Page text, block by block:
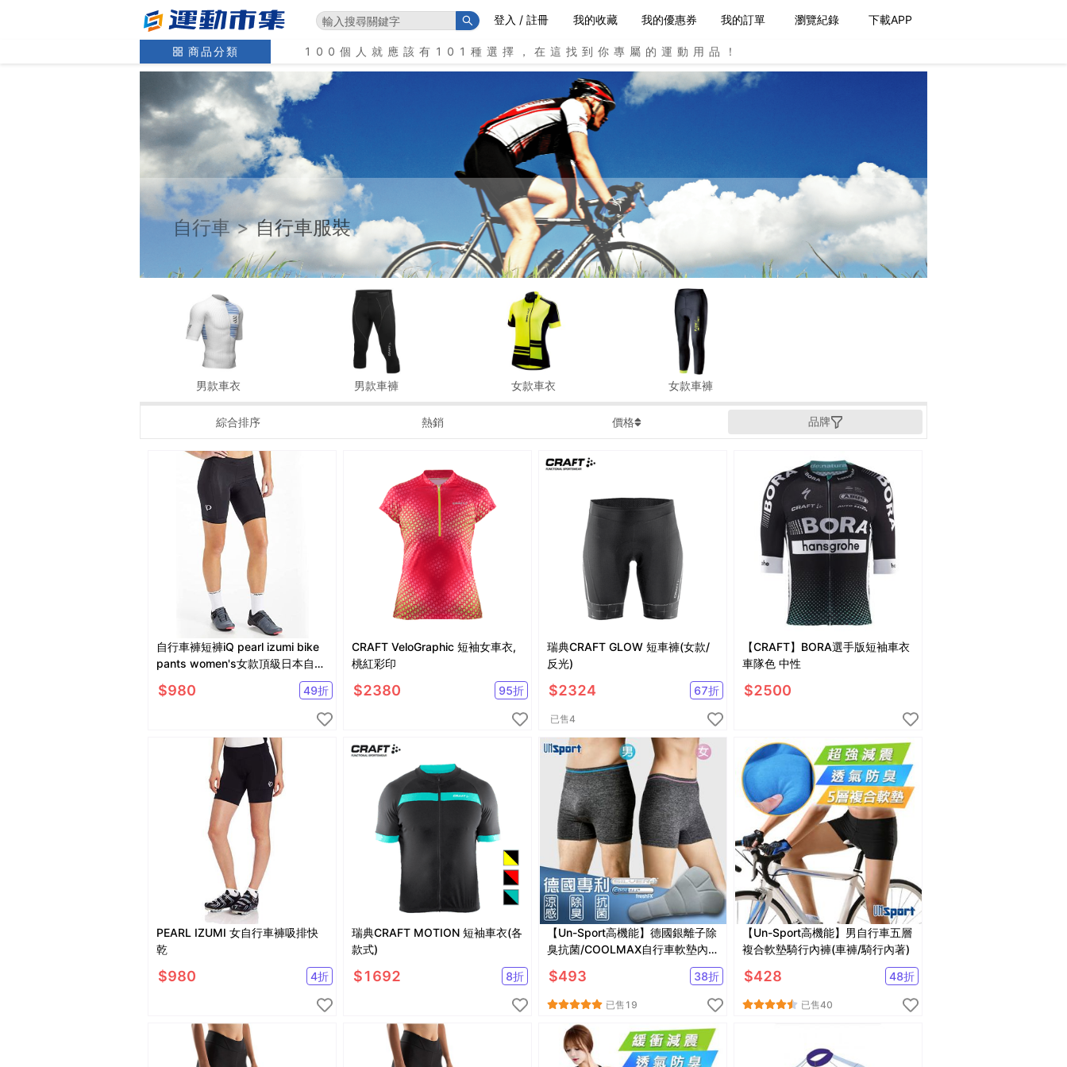
登入 / 註冊 我的收藏 我的優惠券 我的訂單 瀏覽紀錄 下載APP
商品分類 100個人就應該有101種選擇，在這找到你專屬的運動用品！
自行車 > 自行車服裝
男款車衣 男款車褲 女款車衣 女款車褲
綜合排序 熱銷 價格 品牌
自行車褲短褲iQ pearl izumi bike
pants women's女款頂級日本自行
$980 49折
CRAFT VeloGraphic 短袖女車衣,
桃紅彩印
$2380 95折
瑞典CRAFT GLOW 短車褲(女款/
反光)
$2324 67折
已售4
【CRAFT】BORA選手版短袖車衣
車隊色 中性
$2500
PEARL IZUMI 女自行車褲吸排快
乾
$980 4折
瑞典CRAFT MOTION 短袖車衣(各
款式)
$1692 8折
【Un-Sport高機能】德國銀離子除
臭抗菌/COOLMAX自行車軟墊內
$493 38折
已售 19
【Un-Sport高機能】男自行車五層
複合軟墊騎行內褲(車褲/騎行內著)
$428 48折
已售40